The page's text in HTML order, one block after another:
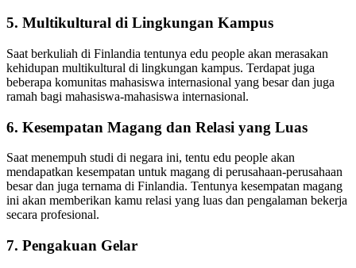
5. Multikultural di Lingkungan Kampus
Saat berkuliah di Finlandia tentunya edu people akan merasakan
kehidupan multikultural di lingkungan kampus. Terdapat juga
beberapa komunitas mahasiswa internasional yang besar dan juga
ramah bagi mahasiswa-mahasiswa internasional.
6. Kesempatan Magang dan Relasi yang Luas
Saat menempuh studi di negara ini, tentu edu people akan
mendapatkan kesempatan untuk magang di perusahaan-perusahaan
besar dan juga ternama di Finlandia. Tentunya kesempatan magang
ini akan memberikan kamu relasi yang luas dan pengalaman bekerja
secara profesional.
7. Pengakuan Gelar